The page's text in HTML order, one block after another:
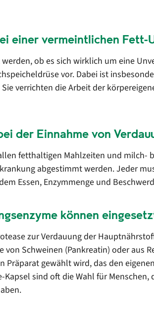
einer vermeintlichen
ob es sich wirklich um eine
vor. Dabei ist
verrichten die Arbeit der
der Einnahme von
fetthaltigen Mahlzeiten und milch-
abgestimmt werden. Jeder
Essen, Enzymmenge und
können
zur Verdauung der
von Schweinen (Pankreatin) oder aus
Präparat gewählt wird, das den
sind oft die Wahl für